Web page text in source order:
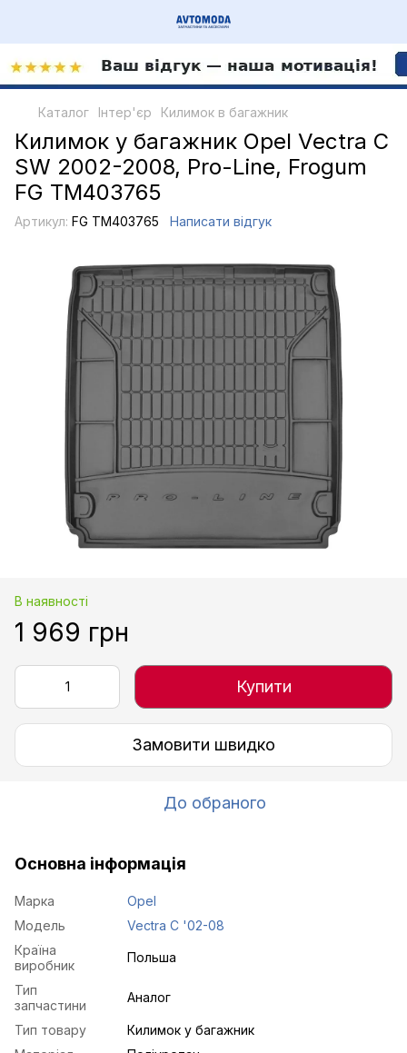
Каталог Інтер'єр Килимок в багажник
Килимок у багажник Opel Vectra C
SW 2002-2008, Pro-Line, Frogum
FG TM403765
Артикул: FG TM403765 Написати відгук
В наявності
1 969 грн
Купити
Замовити швидко
До обраного
Основна інформація
Марка
Opel
Модель
Vectra C '02-08
Країна
виробник
Польша
Тип
запчастини
Аналог
Тип товару
Килимок у багажник